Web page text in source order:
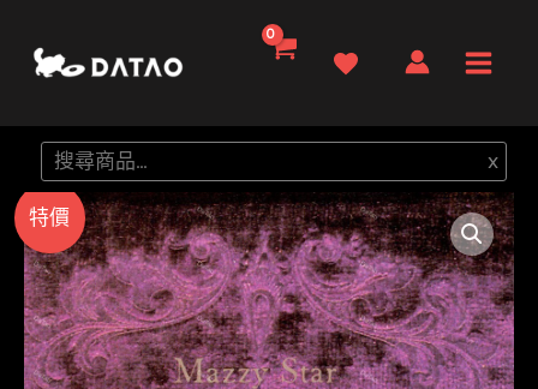
要
容
Menu
搜
尋
x
特價